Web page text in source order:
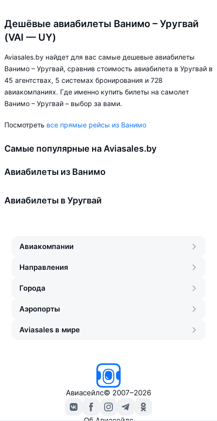
Дешёвые авиабилеты Ванимо – Уругвай
(VAI — UY)
Aviasales.by найдет для вас самые дешевые авиабилеты
Ванимо – Уругвай, сравнив стоимость авиабилета в Уругвай в
45 агентствах, 5 системах бронирования и 728
авиакомпаниях. Где именно купить билеты на самолет
Ванимо – Уругвай – выбор за вами.
Посмотреть все прямые рейсы из Ванимо
Самые популярные на Aviasales.by
Авиабилеты из Ванимо
Авиабилеты в Уругвай
Авиакомпании
Направления
Города
Аэропорты
Aviasales в мире
Авиасейлс© 2007–2026